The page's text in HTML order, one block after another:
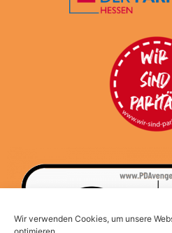
Wir verwenden Cookies, um unsere